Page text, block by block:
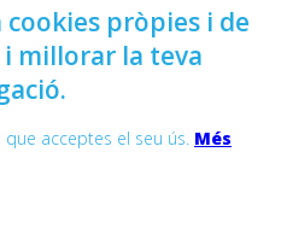
pròpies i de
millorar la teva
acceptes el seu ús. Més